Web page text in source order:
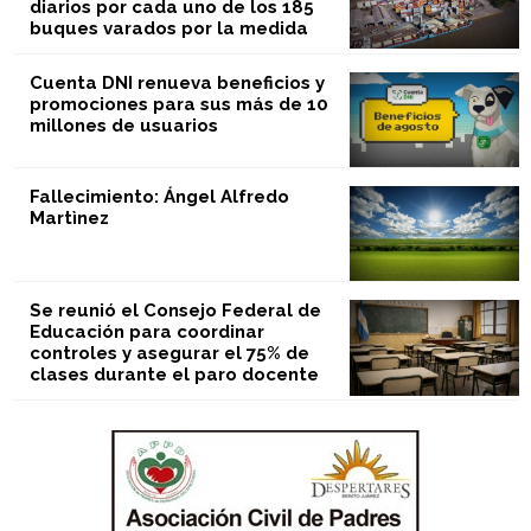
diarios por cada uno de los 185
buques varados por la medida
Cuenta DNI renueva beneficios y
promociones para sus más de 10
millones de usuarios
Fallecimiento: Ángel Alfredo
Martìnez
Se reunió el Consejo Federal de
Educación para coordinar
controles y asegurar el 75% de
clases durante el paro docente